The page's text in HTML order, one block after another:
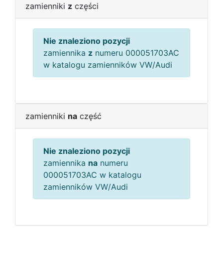
zamienniki z części
Nie znaleziono pozycji
zamiennika z numeru 000051703AC
w katalogu zamienników VW/Audi
zamienniki na część
Nie znaleziono pozycji
zamiennika na numeru
000051703AC w katalogu
zamienników VW/Audi